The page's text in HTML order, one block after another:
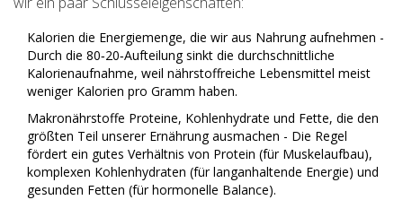
Kalorien die Energiemenge, die wir aus Nahrung aufnehmen -
Durch die 80‑20‑Aufteilung sinkt die durchschnittliche
Kalorienaufnahme, weil nährstoffreiche Lebensmittel meist
weniger Kalorien pro Gramm haben.
Makronährstoffe Proteine, Kohlenhydrate und Fette, die den
größten Teil unserer Ernährung ausmachen - Die Regel
fördert ein gutes Verhältnis von Protein (für Muskelaufbau),
komplexen Kohlenhydraten (für langanhaltende Energie) und
gesunden Fetten (für hormonelle Balance).